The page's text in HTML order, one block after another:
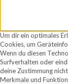
Um dir ein optimales
Cookies, um
Wenn du diesen
Surfverhalten oder
deine Zustimmung
Merkmale und